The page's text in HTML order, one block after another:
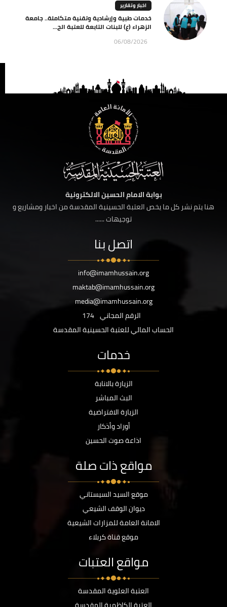
اخبار وتقارير
خدمات طبية وإرشادية وتقنية متكاملة.. جامعة
الزهراء (ع) للبنات التابعة للعتبة الح...
06/08/2026
بوابة الامام الحسين الالكترونية
هنا يتم نشر كل ما يخص العتبة الحسينية المقدسة من اخبار ومشاريع و
توجيهات ......
اتصل بنا
info@imamhussain.org
maktab@imamhussain.org
media@imamhussain.org
الرقم المجاني 174
الحساب المالي للعتبة الحسينية المقدسة
خدمات
الزيارة بالانابة
البث المباشر
الزيارة الافتراضية
أوراد وأذكار
اذاعة صوت الحسين
مواقع ذات صلة
موقع السيد السيستاني
ديوان الوقف الشيعي
الامانة العامة للمزارات الشيعية
موقع قناة كربلاء
مواقع العتبات
العتبة العلوية المقدسة